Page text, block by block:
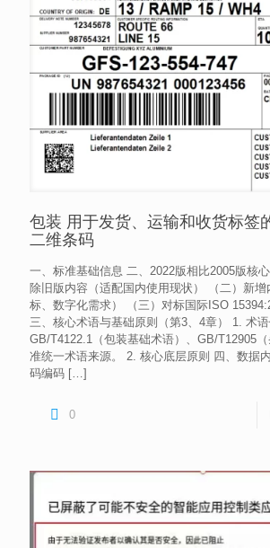
包装 用于发货、运输和收货标签
二维条码
一、标准基础信息 二、2022版相比2005版核
除旧版内容（适配国内使用现状） （二）新增
标、数字化需求） （三）对标国际ISO
三、核心术语与基础原则（第3、4章） 1. 术
GB/T4122.1（包装基础术语）、GB/T12905
准统一术语来源。 2. 核心底层原则 四、数据
码编码 […]
0